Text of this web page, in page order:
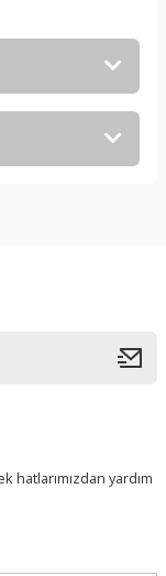
hatlarımızdan yardım